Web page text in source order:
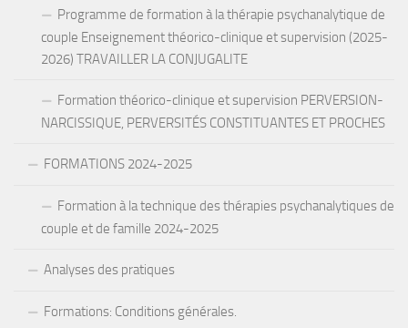
Programme de formation à la thérapie psychanalytique de
couple Enseignement théorico-clinique et supervision (2025-
2026) TRAVAILLER LA CONJUGALITE
Formation théorico-clinique et supervision PERVERSION-
NARCISSIQUE, PERVERSITÉS CONSTITUANTES ET PROCHES
FORMATIONS 2024-2025
Formation à la technique des thérapies psychanalytiques de
couple et de famille 2024-2025
Analyses des pratiques
Formations: Conditions générales.